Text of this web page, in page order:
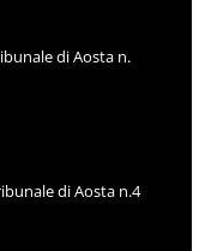
di Aosta n.
di Aosta n.4